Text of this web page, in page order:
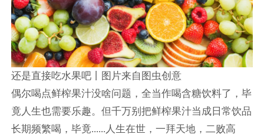
还是直接吃水果吧丨图片来自图虫创意
偶尔喝点鲜榨果汁没啥问题，全当作喝含糖饮料了，毕
竟人生也需要乐趣。但千万别把鲜榨果汁当成日常饮品
长期频繁喝，毕竟......人生在世，一拜天地，二败高